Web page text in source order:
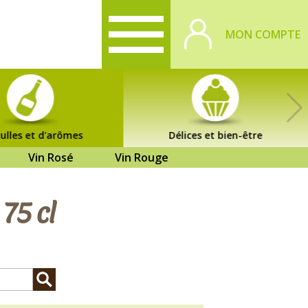
MON COMPTE
et d'arômes Délices et bien-être
Vin Rosé Vin Rouge
cl